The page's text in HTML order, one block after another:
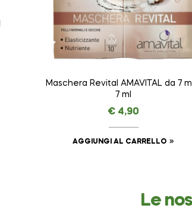
Maschera Revital AMAVITAL da 7
7 ml
€ 4,90
AGGIUNGI AL CARRELLO
Le